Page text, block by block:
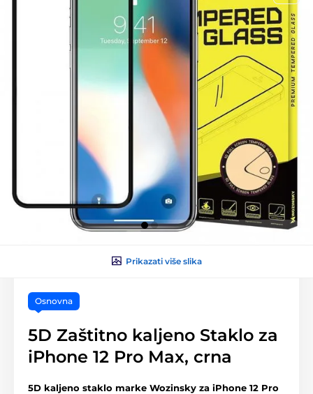
Prikazati više slika
Osnovna
5D Zaštitno kaljeno Staklo za
iPhone 12 Pro Max, crna
5D kaljeno staklo marke Wozinsky za iPhone 12 Pro